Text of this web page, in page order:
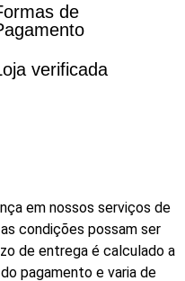
de
verificada
em nossos serviços de
condições possam ser
de entrega é calculado a
pagamento e varia de